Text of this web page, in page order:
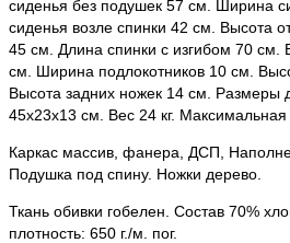
сиденья без подушек 57 см. Ширина
сиденья возле спинки 42 см. Высота
45 см. Длина спинки с изгибом 70 см.
см. Ширина подлокотников 10 см.
Высота задних ножек 14 см. Размеры
45х23х13 см. Вес 24 кг. Максимальная
Каркас массив, фанера, ДСП,
Подушка под спину. Ножки дерево.
Ткань обивки гобелен. Состав 70%
плотность: 650 г./м. пог.